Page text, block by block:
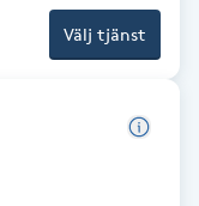
Välj tjänst